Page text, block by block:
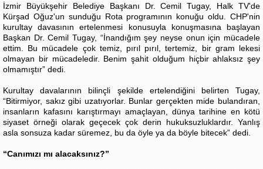
İzmir Büyükşehir Belediye Başkanı Dr. Cemil Tugay, Halk TV'de
Kürşad Oğuz'un sunduğu Rota programının konuğu oldu. CHP'nin
kurultay davasının ertelenmesi konusuyla konuşmasına başlayan
Başkan Dr. Cemil Tugay, “İnandığım şey neyse onun için mücadele
ettim. Bu mücadele çok temiz, pırıl pırıl, tertemiz, bir gram lekesi
olmayan bir mücadeledir. Benim şahit olduğum hiçbir ahlaksız şey
olmamıştır” dedi.
Kurultay davalarının bilinçli şekilde ertelendiğini belirten Tugay,
“Bitirmiyor, sakız gibi uzatıyorlar. Bunlar gerçekten mide bulandıran,
insanların kafasını karıştırmayı amaçlayan, dünya tarihine en kötü
siyaset örneği olarak geçecek çok derin hukuksuzluklardır. Yanlış
asla sonsuza kadar süremez, bu da öyle ya da böyle bitecek” dedi.
“Canımızı mı alacaksınız?”